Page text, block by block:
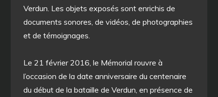
Verdun. Les objets exposés sont enrichis de
documents sonores, de vidéos, de photographies
et de témoignages.
Le 21 février 2016, le Mémorial rouvre à
l’occasion de la date anniversaire du centenaire
du début de la bataille de Verdun, en présence de